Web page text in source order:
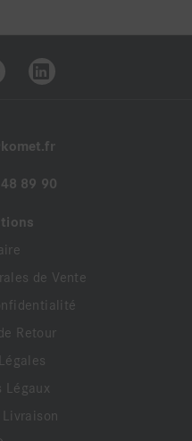
à un ancrage
zironce : les diamants
blanche)
longévité maximale.
bon état de
89 90
de Vente
Retour
Légaux